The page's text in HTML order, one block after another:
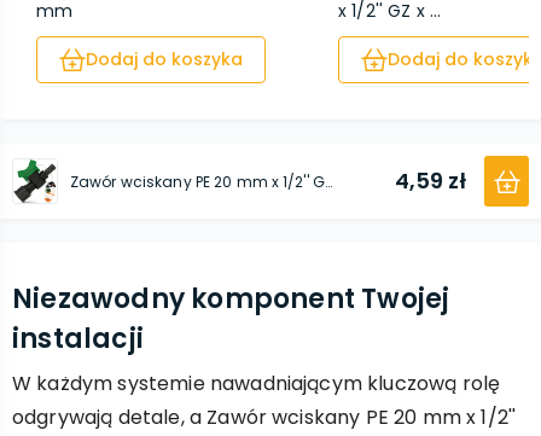
mm
Dodaj do koszyka
x 1/2'' GZ x ...
Dodaj do
Zawór wciskany PE 20 mm x 1/2'' GW 4,59 zł
Niezawodny komponent Twojej
instalacji
W każdym systemie nawadniającym kluczową rolę
odgrywają detale, a Zawór wciskany PE 20 mm x 1/2''